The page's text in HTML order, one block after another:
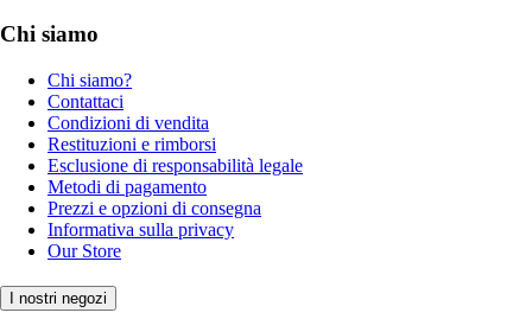
Chi siamo
Chi siamo?
Contattaci
Condizioni di vendita
Restituzioni e rimborsi
Esclusione di responsabilità legale
Metodi di pagamento
Prezzi e opzioni di consegna
Informativa sulla privacy
Our Store
I nostri negozi